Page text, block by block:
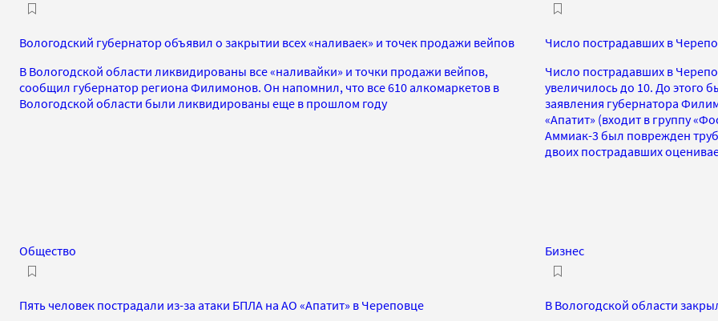
Вологодский губернатор объявил о закрытии всех «наливаек» и точек продажи вейпов
В Вологодской области ликвидированы все «наливайки» и точки продажи вейпов,
сообщил губернатор региона Филимонов. Он напомнил, что все 610 алкомаркетов в
Вологодской области были ликвидированы еще в прошлом году
Число пострадавших в
Число пострадавших в
увеличилось до 10. До этого
заявления губернатора
«Апатит» (входит в группу
Аммиак-3 был поврежден
двоих пострадавших
Общество
Пять человек пострадали из-за атаки БПЛА на АО «Апатит» в Череповце
Бизнес
В Вологодской области